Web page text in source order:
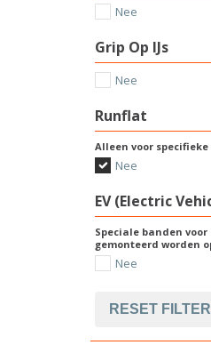
Nee
Grip Op IJs
Nee
Runflat
Alleen voor
Nee
EV (Electric
Speciale banden voor
gemonteerd worden
Nee
RESET